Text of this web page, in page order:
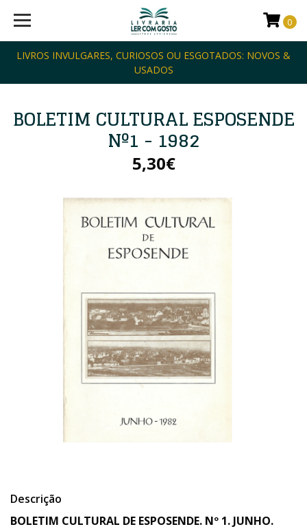
LIVROS INVULGARES, CURIOSOS OU ESGOTADOS: NOVOS &
USADOS
0
BOLETIM CULTURAL ESPOSENDE
Nº1 - 1982
5,30€
Descrição
BOLETIM CULTURAL DE ESPOSENDE. Nº 1. JUNHO.